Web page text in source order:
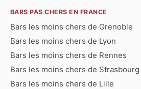
BARS PAS CHERS EN FRANCE
Bars les moins chers de Grenoble
Bars les moins chers de Lyon
Bars les moins chers de Rennes
Bars les moins chers de Strasbourg
Bars les moins chers de Lille